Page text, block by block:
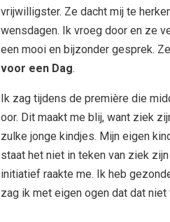
vrijwilligster. Ze dacht mij te
wensdagen. Ik vroeg door en ze
een mooi en bijzonder gesprek.
voor een Dag.
Ik zag tijdens de première die
oor. Dit maakt me blij, want ziek
zulke jonge kindjes. Mijn eigen
staat het niet in teken van ziek
initiatief raakte me. Ik heb
zag ik met eigen ogen dat dat